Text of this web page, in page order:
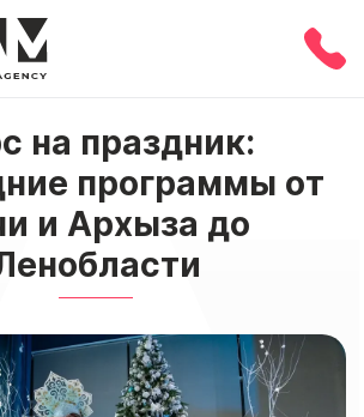
на праздник:
программы от
и Архыза до